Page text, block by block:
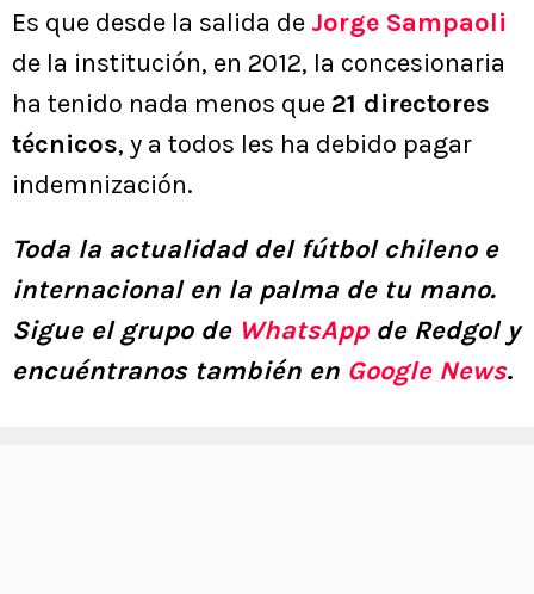
Es que desde la salida de Jorge Sampaoli
de la institución, en 2012, la concesionaria
ha tenido nada menos que 21 directores
técnicos, y a todos les ha debido pagar
indemnización.
Toda la actualidad del fútbol chileno e
internacional en la palma de tu mano.
Sigue el grupo de WhatsAppde Redgol y
encuéntranos también en Google News.